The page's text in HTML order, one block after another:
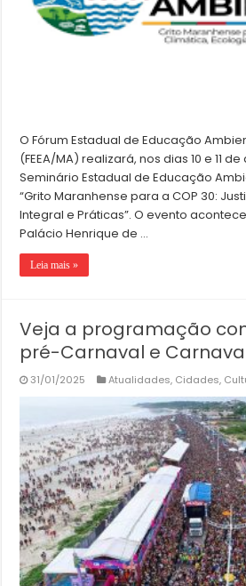
O Fórum Estadual de Educação
(FEEA/MA) realizará, nos dias 10 e 11
Seminário Estadual de Educação
“Grito Maranhense para a COP 30:
Integral e Práticas”. O evento
Palácio Henrique de …
Leia mais »
Veja a programação
pré-Carnaval e
31/01/2025 Atualidades, Cidades,